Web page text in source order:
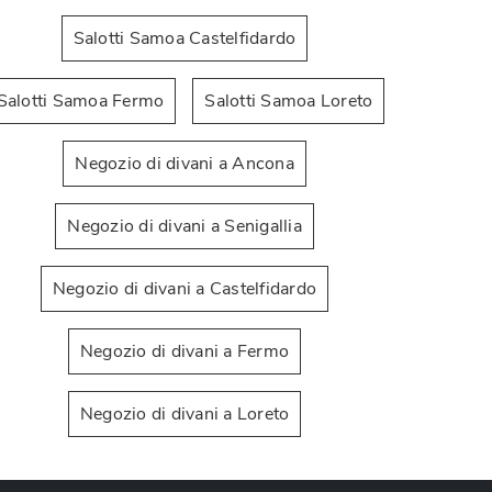
Best
Salotti Samoa Castelfidardo
Samoa Fermo Salotti Samoa Loreto
Negozio di divani a Ancona
Negozio di divani a Senigallia
Negozio di divani a Castelfidardo
Negozio di divani a Fermo
Negozio di divani a Loreto